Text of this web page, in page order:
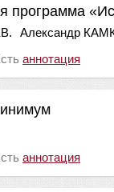
программа
Александр
аннотация
аннотация